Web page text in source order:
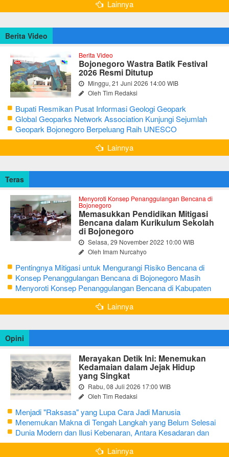
Lainnya
Berita Video
Berita Video
Bojonegoro Wastra Batik Festival
2026 Resmi Ditutup
Minggu, 21 Juni 2026 14:00 WIB
Oleh Tim Redaksi
Bupati Resmikan Pusat Informasi Geologi Geopark
Bojonegoro
Global Geoparks Network Association Kunjungi Sejumlah
Geosite di Bojonegoro
Geopark Bojonegoro Berpeluang Raih UNESCO
Global Geopark
Lainnya
Teras
Menyoroti Konsep Penanggulangan Bencana di
Bojonegoro
Memasukkan Pendidikan Mitigasi
Bencana dalam Kurikulum Sekolah
di Bojonegoro
Selasa, 29 November 2022 10:00 WIB
Oleh Imam Nurcahyo
Pentingnya Mitigasi untuk Mengurangi Risiko Bencana di
Bojonegoro
Konsep Penanggulangan Bencana di Bojonegoro Masih
Mengutamakan Tanggap Darurat
Menyoroti Konsep Penanggulangan Bencana di Kabupaten
Bojonegoro
Lainnya
Opini
Merayakan Detik Ini: Menemukan
Kedamaian dalam Jejak Hidup
yang Singkat
Rabu, 08 Juli 2026 17:00 WIB
Oleh Tim Redaksi
Menjadi "Raksasa" yang Lupa Cara Jadi Manusia
Menemukan Makna di Tengah Langkah yang Belum Selesai
Dunia Modern dan Ilusi Kebenaran, Antara Kesadaran dan
terjebak Tipu Daya
Lainnya